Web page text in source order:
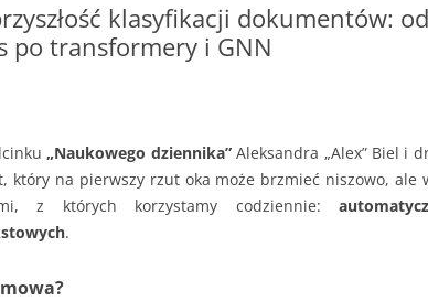
klasyfikacji dokumentów:
po transformery i GNN
„Naukowego dziennika”Aleksandra „Alex” Biel i
który na pierwszy rzut oka może brzmieć niszowo, ale
z których korzystamy codziennie:
.